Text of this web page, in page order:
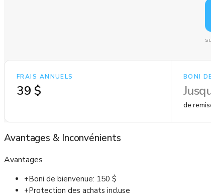
FRAIS ANNUELS
39 $
BONI
de
Avantages & Inconvénients
Avantages
+Boni de bienvenue: 150 $
+Protection des achats incluse